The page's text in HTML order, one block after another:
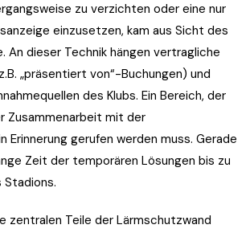
zu verzichten oder eine nur
einzusetzen, kam aus Sicht des
An dieser Technik hängen vertragliche
„präsentiert von“-Buchungen) und
des Klubs. Ein Bereich, der
Zusammenarbeit mit der
Erinnerung gerufen werden muss. Gerade
Zeit der temporären Lösungen bis zu
Stadions.
zentralen Teile der Lärmschutzwand